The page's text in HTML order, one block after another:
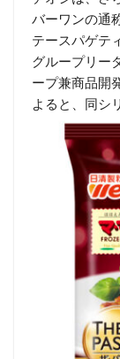
バーワンの通
テースパゲテ
グループリー
ープ兼商品開
よると、同シ